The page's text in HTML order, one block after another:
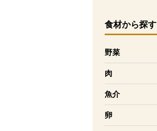
食材から探す
野菜
を開く
肉
を開く
魚介
を開く
卵
を開く